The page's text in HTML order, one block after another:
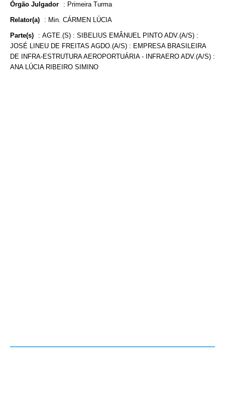
Órgão Julgador : Primeira Turma
Relator(a) : Min. CÁRMEN LÚCIA
Parte(s) : AGTE.(S) : SIBELIUS EMÂNUEL PINTO ADV.(A/S) :
JOSÉ LINEU DE FREITAS AGDO.(A/S) : EMPRESA BRASILEIRA
DE INFRA-ESTRUTURA AEROPORTUÁRIA - INFRAERO ADV.(A/S) :
ANA LÚCIA RIBEIRO SIMINO